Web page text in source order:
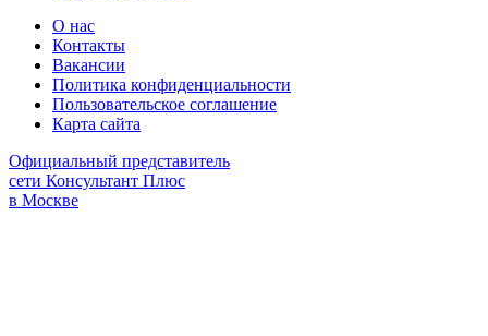
О нас
Контакты
Вакансии
Политика конфиденциальности
Пользовательское соглашение
Карта сайта
Официальный представитель
сети Консультант Плюс
в Москве